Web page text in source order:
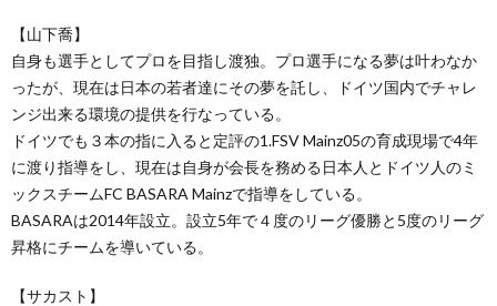
【山下喬】
自身も選手としてプロを目指し渡独。プロ選手になる夢は叶わなか
ったが、現在は日本の若者達にその夢を託し、ドイツ国内でチャレ
ンジ出来る環境の提供を行なっている。
ドイツでも３本の指に入ると定評の1.FSV Mainz05の育成現場で4年
に渡り指導をし、現在は自身が会長を務める日本人とドイツ人のミ
ックスチームFC BASARA Mainzで指導をしている。
BASARAは2014年設立。設立5年で４度のリーグ優勝と5度のリーグ
昇格にチームを導いている。
【サカスト】